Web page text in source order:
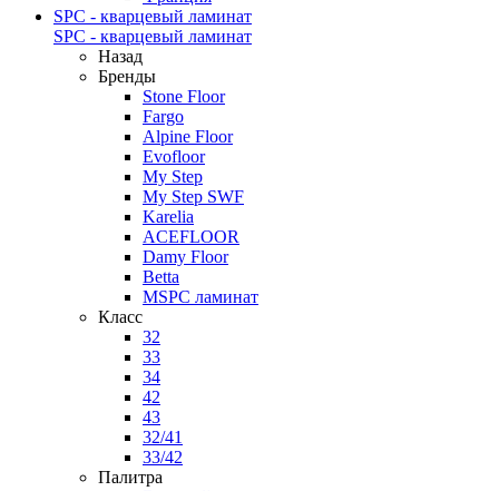
SPC - кварцевый ламинат
SPC - кварцевый ламинат
Назад
Бренды
Stone Floor
Fargo
Alpine Floor
Evofloor
My Step
My Step SWF
Karelia
ACEFLOOR
Damy Floor
Betta
MSPC ламинат
Класс
32
33
34
42
43
32/41
33/42
Палитра